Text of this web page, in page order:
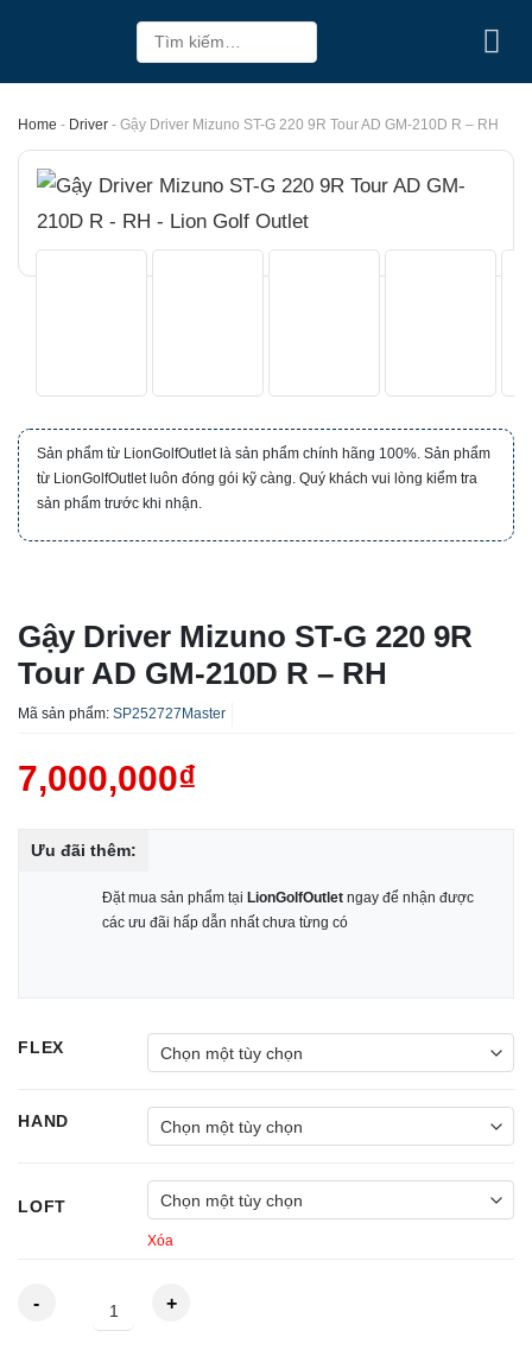
content
Tìm
kiếm:
Home - Driver - Gậy Driver Mizuno ST-G 220 9R Tour AD GM-210D R – RH
Sản phẩm từ LionGolfOutlet là sản phẩm chính hãng 100%. Sản phẩm
từ LionGolfOutlet luôn đóng gói kỹ càng. Quý khách vui lòng kiểm tra
sản phẩm trước khi nhận.
Gậy Driver Mizuno ST-G 220 9R
Tour AD GM-210D R – RH
Mã sản phẩm: SP252727Master
7,000,000₫
Ưu đãi thêm:
Đặt mua sản phẩm tại LionGolfOutlet ngay để nhận được
các ưu đãi hấp dẫn nhất chưa từng có
FLEX
HAND
LOFT
Xóa